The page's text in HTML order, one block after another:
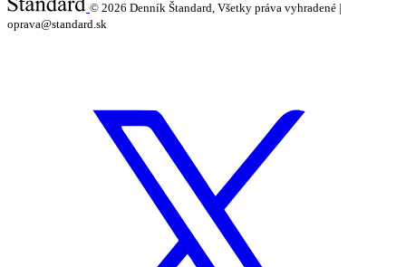
© 2026 Denník Štandard, Všetky práva vyhradené |
oprava@standard.sk